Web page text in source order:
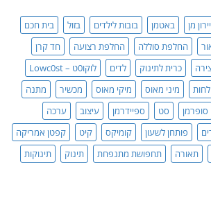
מן באטמן בובות לילדים בזול
בית חכם
החלפת סוללה החלפת רצועה
חד קרן
כרית לתינוק לדים
לוקו0ט – Lowc0st
מיני מאוס מיקי מאוס מכשיר
מתנה
סופרמן סט ספיידרמן עיצוב
ערכה
פותחן לשעון קומיקס קיט
קפטן אמריקה
תאורה תחפושת מתנפחת תינוק תינוקות